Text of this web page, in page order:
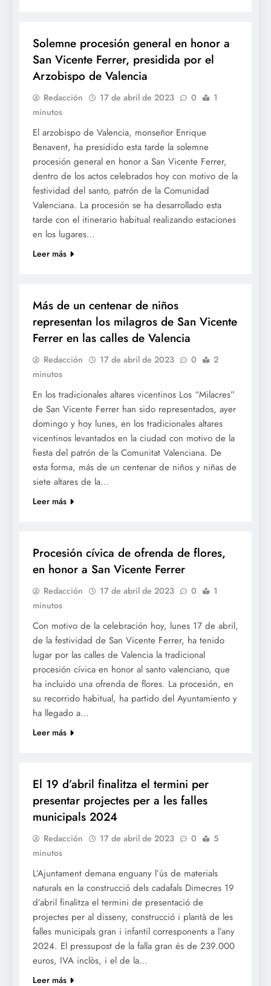
Solemne procesión general en honor a
San Vicente Ferrer, presidida por el
Arzobispo de Valencia
Redacción 17 de abril de 2023 0
1
minutos
El arzobispo de Valencia, monseñor Enrique
Benavent, ha presidido esta tarde la solemne
procesión general en honor a San Vicente Ferrer,
dentro de los actos celebrados hoy con motivo de la
festividad del santo, patrón de la Comunidad
Valenciana. La procesión se ha desarrollado esta
tarde con el itinerario habitual realizando estaciones
en los lugares…
Leer más
Más de un centenar de niños
representan los milagros de San Vicente
Ferrer en las calles de Valencia
Redacción 17 de abril de 2023 0
2
minutos
En los tradicionales altares vicentinos Los “Milacres”
de San Vicente Ferrer han sido representados, ayer
domingo y hoy lunes, en los tradicionales altares
vicentinos levantados en la ciudad con motivo de la
fiesta del patrón de la Comunitat Valenciana. De
esta forma, más de un centenar de niños y niñas de
siete altares de la…
Leer más
Procesión cívica de ofrenda de flores,
en honor a San Vicente Ferrer
Redacción 17 de abril de 2023 0
1
minutos
Con motivo de la celebración hoy, lunes 17 de abril,
de la festividad de San Vicente Ferrer, ha tenido
lugar por las calles de Valencia la tradicional
procesión cívica en honor al santo valenciano, que
ha incluido una ofrenda de flores. La procesión, en
su recorrido habitual, ha partido del Ayuntamiento y
ha llegado a…
Leer más
El 19 d’abril finalitza el termini per
presentar projectes per a les falles
municipals 2024
Redacción 17 de abril de 2023 0
5
minutos
L’Ajuntament demana enguany l’ús de materials
naturals en la construcció dels cadafals Dimecres 19
d’abril finalitza el termini de presentació de
projectes per al disseny, construcció i plantà de les
falles municipals gran i infantil corresponents a l’any
2024. El pressupost de la falla gran és de 239.000
euros, IVA inclòs, i el de la…
Leer más